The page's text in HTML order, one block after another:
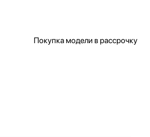
Покупка модели в рассрочку